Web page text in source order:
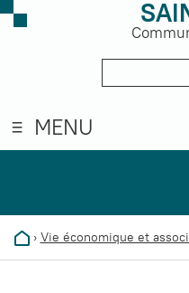
MENU
› Vie économique et